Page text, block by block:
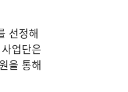
선정해
업단은
을 통해